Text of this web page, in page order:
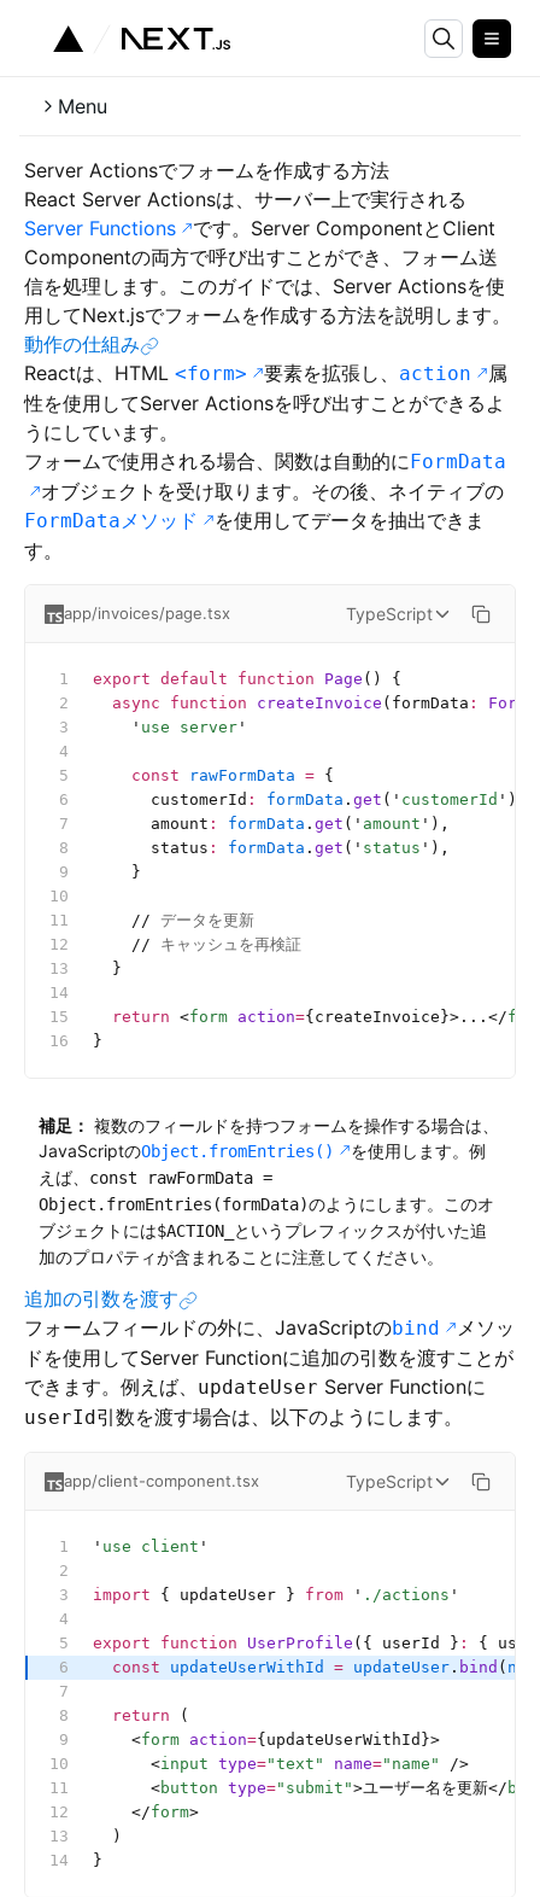
Menu
Server Actionsでフォームを作成する方法
React Server Actionsは、サーバー上で実行される
Server Functions
です。Server ComponentとClient
Componentの両方で呼び出すことができ、フォーム送
信を処理します。このガイドでは、Server Actionsを使
用してNext.jsでフォームを作成する方法を説明します。
動作の仕組み
Reactは、HTML <form> 要素を拡張し、 action
属
性を使用してServer Actionsを呼び出すことができるよ
うにしています。
フォームで使用される場合、関数は自動的にFormData
オブジェクトを受け取ります。その後、ネイティブの
FormDataメソッド
を使用してデータを抽出できま
す。
app/invoices/page.tsx TypeScript
export default function Page () {
  async
function createInvoice (formData :
    '
use server '
    const
rawFormData = {
      customerId
: formData . get ( ' customerId ' ),
      amount
: formData . get ( ' amount ' ),
      status
: formData . get ( ' status ' ),
    }
    //
データを更新
    //
キャッシュを再検証
  }
  return
<form action={createInvoice}>...</
}
補足： 複数のフィールドを持つフォームを操作する場合は、
JavaScriptのObject.fromEntries()
を使用します。例
えば、 const rawFormData =
Object.fromEntries(formData)のようにします。このオ
ブジェクトには$ACTION_
というプレフィックスが付いた追
加のプロパティが含まれることに注意してください。
追加の引数を渡す
フォームフィールドの外に、JavaScriptのbind
メソッ
ドを使用してServer Functionに追加の引数を渡すことが
できます。例えば、 updateUser Server Functionに
userId引数を渡す場合は、以下のようにします。
app/client-component.tsx TypeScript
' use client '
import { updateUser } from ' ./actions '
export function UserProfile ({ userId } : {
  const
updateUserWithId = updateUser . bind (
  return
(
    <
form action={updateUserWithId}>
      <
input type="text" name="name"
/>
      <
button type="submit">ユーザー名を更新</
    </
form>
  )
}